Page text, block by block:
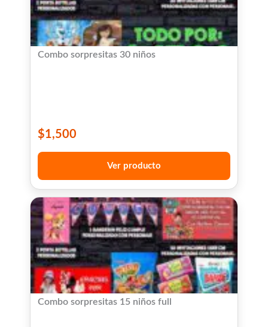
Combo sorpresitas 30 niños
$1,500
Ver producto
Combo sorpresitas 15 niños full